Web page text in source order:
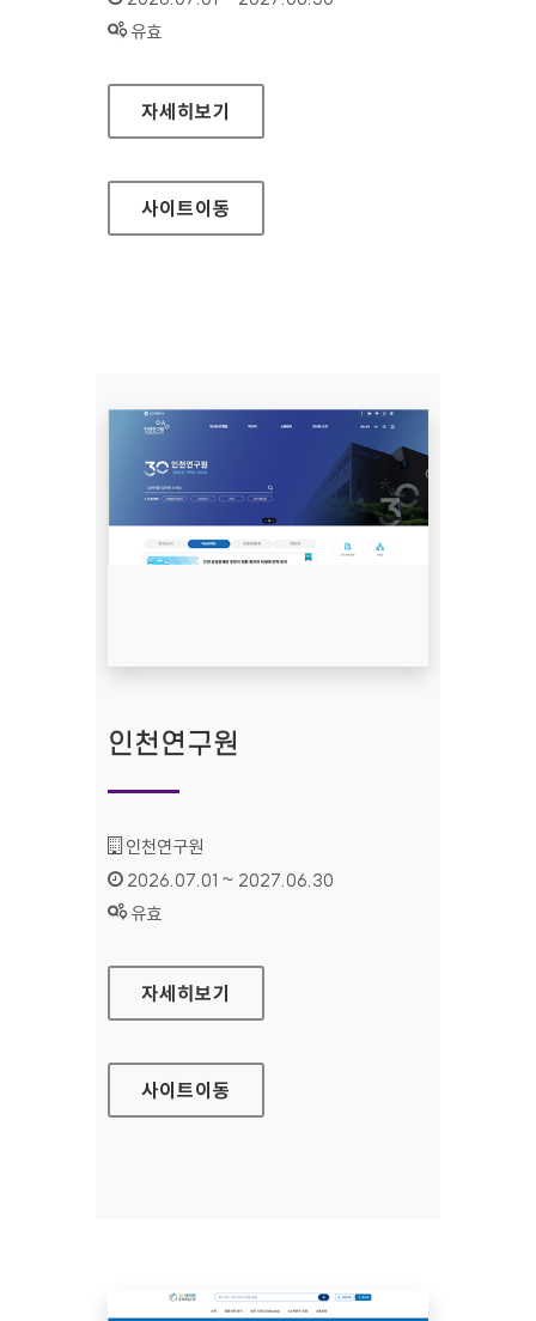
상태 :
유효
백제문화전당
자세히보기
사이트이동
인천연구원
기관명 :
인천연구원
인증기간 :
2026.07.01 ~ 2027.06.30
상태 :
유효
인천연구원
자세히보기
사이트이동